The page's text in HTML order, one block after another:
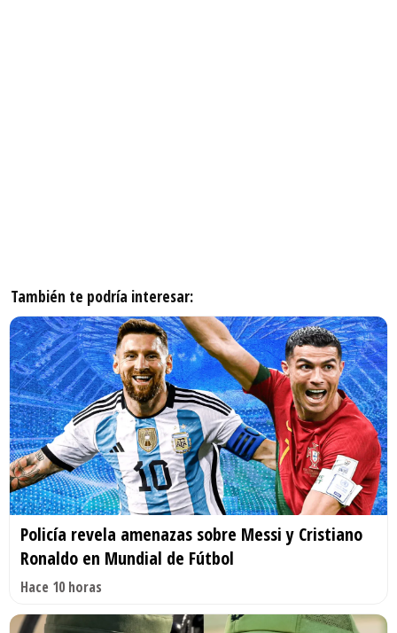
También te podría interesar:
Policía revela amenazas sobre Messi y Cristiano
Ronaldo en Mundial de Fútbol
Hace 10 horas